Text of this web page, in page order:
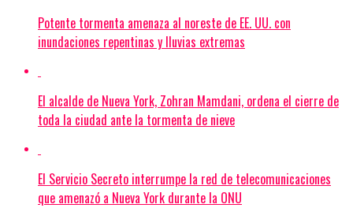
Potente tormenta amenaza al noreste de EE. UU. con
inundaciones repentinas y lluvias extremas
El alcalde de Nueva York, Zohran Mamdani, ordena el cierre de
toda la ciudad ante la tormenta de nieve
El Servicio Secreto interrumpe la red de telecomunicaciones
que amenazó a Nueva York durante la ONU